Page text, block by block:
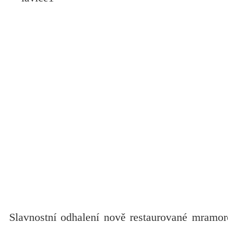
Slavnostní odhalení nově restaurované